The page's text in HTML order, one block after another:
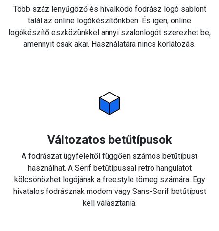
Több száz lenyűgöző és hivalkodó fodrász logó sablont
talál az online logókészítőnkben. És igen, online
logókészítő eszközünkkel annyi szalonlogót szerezhet be,
amennyit csak akar. Használatára nincs korlátozás.
Változatos betűtípusok
A fodrászat ügyfeleitől függően számos betűtípust
használhat. A Serif betűtípussal retro hangulatot
kölcsönözhet logójának a freestyle tömeg számára. Egy
hivatalos fodrásznak modern vagy Sans-Serif betűtípust
kell választania.